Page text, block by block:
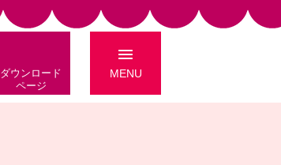
ダウンロード
ページ
MENU